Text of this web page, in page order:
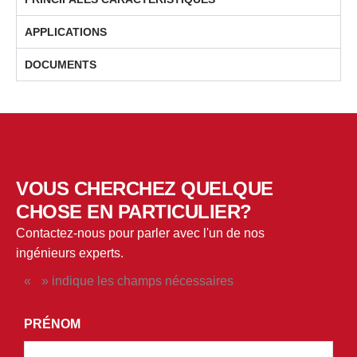
APPLICATIONS
DOCUMENTS
VOUS CHERCHEZ QUELQUE
CHOSE EN PARTICULIER?
Contactez-nous pour parler avec l'un de nos
ingénieurs experts.
« * » indique les champs nécessaires
PRÉNOM *
EN
SOUMETTANT
*